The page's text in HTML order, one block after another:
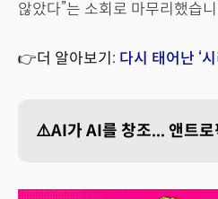
않았다”는 소회로 마무리했습
👉더 알아보기: 다시 태어난 ‘
⚠️AI가 AI를 창조... 앤트로